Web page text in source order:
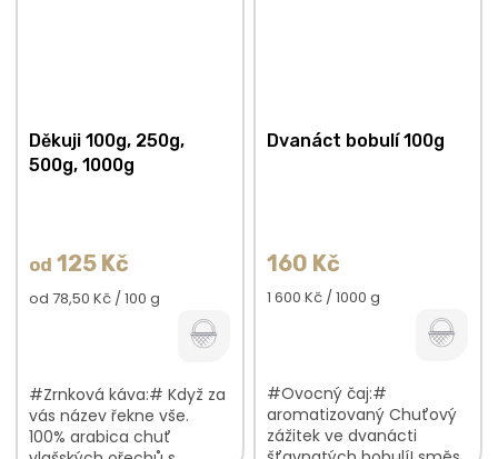
Děkuji 100g, 250g,
500g, 1000g
od 125 Kč
Měrná
od 78,50 Kč / 100 g
#Zrnková káva:# Když za
vás název řekne vše.
100% arabica chuť
Dvanáct bobulí 100g
160 Kč
Měrná
1 600 Kč / 1000 g
#Ovocný čaj:#
aromatizovaný Chuťový
zážitek ve dvanácti